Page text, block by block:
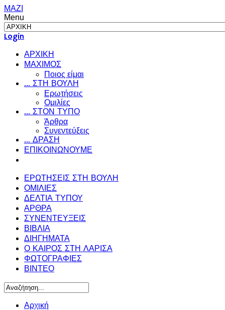
ΜΑΖΙ
Menu
Login
ΑΡΧΙΚΗ
ΜΑΧΙΜΟΣ
Ποιος είμαι
... ΣΤΗ ΒΟΥΛΗ
Ερωτήσεις
Ομιλίες
... ΣΤΟΝ ΤΥΠΟ
Άρθρα
Συνεντεύξεις
... ΔΡΑΣΗ
ΕΠΙΚΟΙΝΩΝΟΥΜΕ
ΕΡΩΤΗΣΕΙΣ ΣΤΗ ΒΟΥΛΗ
ΟΜΙΛΙΕΣ
ΔΕΛΤΙΑ ΤΥΠΟΥ
ΑΡΘΡΑ
ΣΥΝΕΝΤΕΥΞΕΙΣ
ΒΙΒΛΙΑ
ΔΙΗΓΗΜΑΤΑ
Ο ΚΑΙΡΟΣ ΣΤΗ ΛΑΡΙΣΑ
ΦΩΤΟΓΡΑΦΙΕΣ
ΒΙΝΤΕΟ
Αρχική